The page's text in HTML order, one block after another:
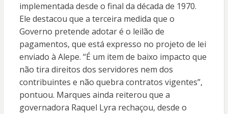
implementada desde o final da década de 1970.
Ele destacou que a terceira medida que o
Governo pretende adotar é o leilão de
pagamentos, que está expresso no projeto de lei
enviado à Alepe. “É um item de baixo impacto que
não tira direitos dos servidores nem dos
contribuintes e não quebra contratos vigentes”,
pontuou. Marques ainda reiterou que a
governadora Raquel Lyra rechaçou, desde o